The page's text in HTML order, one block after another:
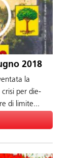
2018
la
crisi per die-
di limite...